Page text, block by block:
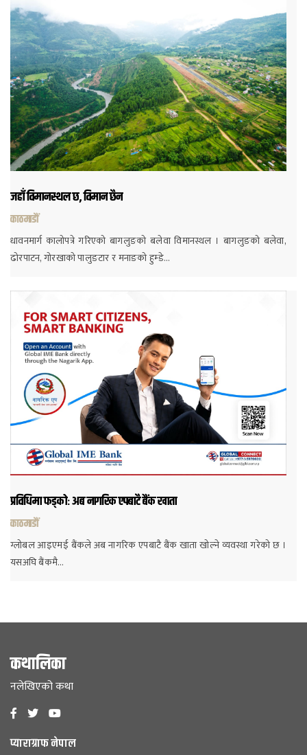
जहाँ विमानस्थल छ, विमान छैन
काठमाडौं
धावनमार्ग कालोपत्रे गरिएको बागलुङको बलेवा विमानस्थल । बागलुङको बलेवा,
ढोरपाटन, गोरखाको पालुङटार र मनाङको हुम्डे…
प्रविधिमा फड्कोः अब नागरिक एपबाटै बैंक खाता
काठमाडौं
ग्लोबल आइएमई बैंकले अब नागरिक एपबाटै बैंक खाता खोल्ने व्यवस्था गरेको छ ।
यसअघि बैंकमै…
कथालिका
नलेखिएको कथा
प्याराग्राफ नेपाल